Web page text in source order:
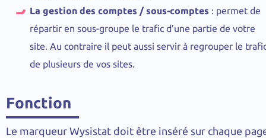
La gestion des comptes / sous-comptes : permet de
répartir en sous-groupe le trafic d’une partie de votre
site. Au contraire il peut aussi servir à regrouper le
de plusieurs de vos sites.
Fonction
Le marqueur Wysistat doit être inséré sur chaque